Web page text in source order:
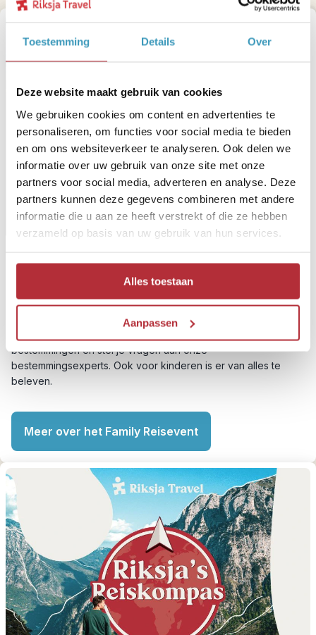
Toestemming Details Over
Deze website maakt gebruik van cookies
We gebruiken cookies om content en advertenties te
personaliseren, om functies voor social media te bieden
en om ons websiteverkeer te analyseren. Ook delen we
informatie over uw gebruik van onze site met onze
partners voor social media, adverteren en analyse. Deze
partners kunnen deze gegevens combineren met andere
informatie die u aan ze heeft verstrekt of die ze hebben
verzameld op basis van uw gebruik van hun services.
Alles toestaan
Aanpassen
Family Reisevent
Kom opzondag 6 septembernaar het gratis Riksja Family
Reisevent in Leiden. Doe inspiratie op voor jullie volgende
bestemmingen en stel je vragen aan onze
bestemmingsexperts. Ook voor kinderen is er van alles te
beleven.
Meer over het Family Reisevent